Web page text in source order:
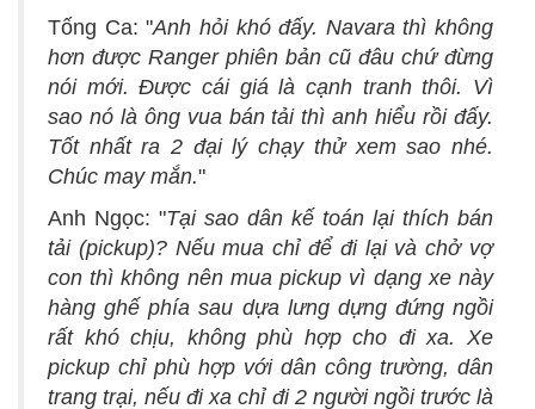
Tống Ca: "Anh hỏi khó đấy. Navara thì không
hơn được Ranger phiên bản cũ đâu chứ đừng
nói mới. Được cái giá là cạnh tranh thôi. Vì
sao nó là ông vua bán tải thì anh hiểu rồi đấy.
Tốt nhất ra 2 đại lý chạy thử xem sao nhé.
Chúc may mắn."
Anh Ngọc: "Tại sao dân kế toán lại thích bán
tải (pickup)? Nếu mua chỉ để đi lại và chở vợ
con thì không nên mua pickup vì dạng xe này
hàng ghế phía sau dựa lưng dựng đứng ngồi
rất khó chịu, không phù hợp cho đi xa. Xe
pickup chỉ phù hợp với dân công trường, dân
trang trại, nếu đi xa chỉ đi 2 người ngồi trước là